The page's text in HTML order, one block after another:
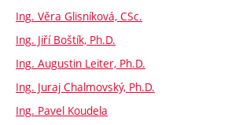
Ing. Věra Glisníková, CSc.
Ing. Jiří Boštík, Ph.D.
Ing. Augustin Leiter, Ph.D.
Ing. Juraj Chalmovský, Ph.D.
Ing. Pavel Koudela